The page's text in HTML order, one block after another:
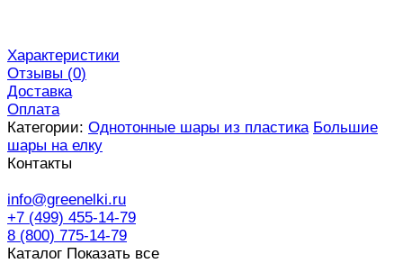
Характеристики
Отзывы (0)
Доставка
Оплата
Категории: Однотонные шары из пластика Большие
шары на елку
Контакты
info@greenelki.ru
+7 (499) 455-14-79
8 (800) 775-14-79
Каталог Показать все